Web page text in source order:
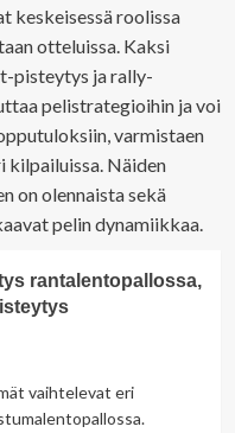
keskeisessä roolissa
otteluissa. Kaksi
pisteytys ja rally-
pelistrategioihin ja voi
varmistaen
kilpailuissa. Näiden
on olennaista sekä
pelin dynamiikkaa.
rantalentopallossa,
vaihtelevat eri